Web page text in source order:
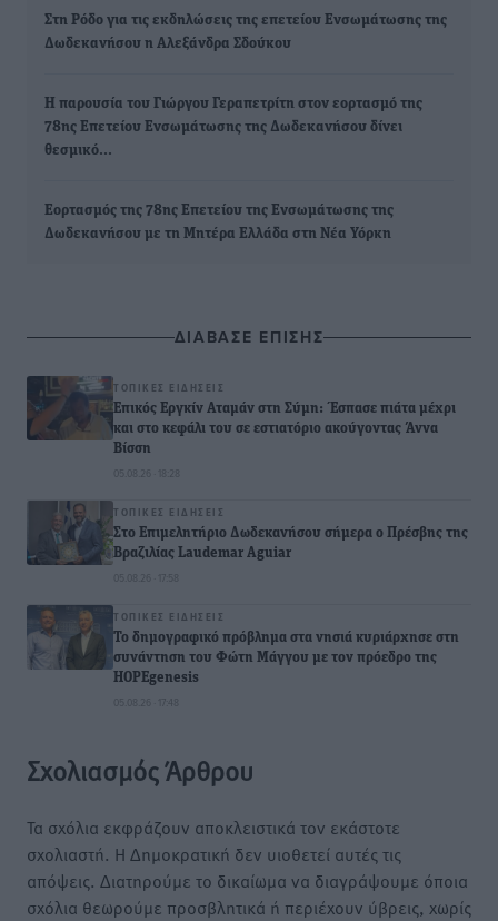
Στη Ρόδο για τις εκδηλώσεις της επετείου Ενσωμάτωσης της
Δωδεκανήσου η Αλεξάνδρα Σδούκου
Η παρουσία του Γιώργου Γεραπετρίτη στον εορτασμό της
78ης Επετείου Ενσωμάτωσης της Δωδεκανήσου δίνει
θεσμικό…
Εορτασμός της 78ης Επετείου της Ενσωμάτωσης της
Δωδεκανήσου με τη Μητέρα Ελλάδα στη Νέα Υόρκη
ΔΙΑΒΑΣΕ ΕΠΙΣΗΣ
ΤΟΠΙΚΈΣ ΕΙΔΉΣΕΙΣ
Επικός Εργκίν Αταμάν στη Σύμη: Έσπασε πιάτα μέχρι
και στο κεφάλι του σε εστιατόριο ακούγοντας Άννα
Βίσση
05.08.26 · 18:28
ΤΟΠΙΚΈΣ ΕΙΔΉΣΕΙΣ
Στο Επιμελητήριο Δωδεκανήσου σήμερα ο Πρέσβης της
Βραζιλίας Laudemar Aguiar
05.08.26 · 17:58
ΤΟΠΙΚΈΣ ΕΙΔΉΣΕΙΣ
To δημογραφικό πρόβλημα στα νησιά κυριάρχησε στη
συνάντηση του Φώτη Μάγγου με τον πρόεδρο της
HOPEgenesis
05.08.26 · 17:48
Σχολιασμός Άρθρου
Τα σχόλια εκφράζουν αποκλειστικά τον εκάστοτε
σχολιαστή. Η Δημοκρατική δεν υιοθετεί αυτές τις
απόψεις. Διατηρούμε το δικαίωμα να διαγράψουμε όποια
σχόλια θεωρούμε προσβλητικά ή περιέχουν ύβρεις, χωρίς